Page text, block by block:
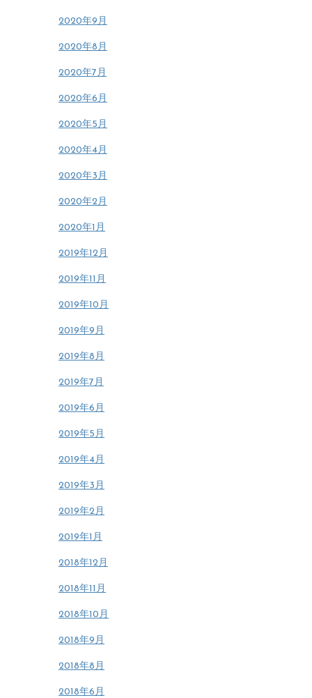
2020年9月
2020年8月
2020年7月
2020年6月
2020年5月
2020年4月
2020年3月
2020年2月
2020年1月
2019年12月
2019年11月
2019年10月
2019年9月
2019年8月
2019年7月
2019年6月
2019年5月
2019年4月
2019年3月
2019年2月
2019年1月
2018年12月
2018年11月
2018年10月
2018年9月
2018年8月
2018年6月